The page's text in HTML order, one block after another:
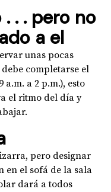
. . pero no
a el
unas pocas
completarse el
a 2 p.m.), esto
el ritmo del día y
pero designar
en el sofá de la sala
dará a todos